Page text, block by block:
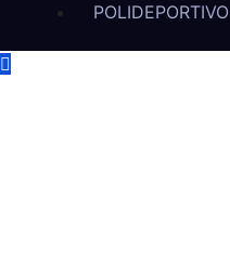
POLIDEPORTIVO